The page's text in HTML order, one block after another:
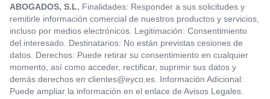
ABOGADOS, S.L. Finalidades: Responder a sus solicitudes y
remitirle información comercial de nuestros productos y servicios,
incluso por medios electrónicos. Legitimación: Consentimiento
del interesado. Destinatarios: No están previstas cesiones de
datos. Derechos: Puede retirar su consentimiento en cualquier
momento, así como acceder, rectificar, suprimir sus datos y
demás derechos en clientes@eyco.es . Información Adicional:
Puede ampliar la información en el enlace de Avisos Legales.